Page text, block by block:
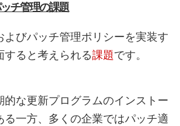
チ管理の課題
よびパッチ管理ポリシーを実装す
すると考えられる課題です。
な更新プログラムのインストー
る一方、多くの企業ではパッチ適